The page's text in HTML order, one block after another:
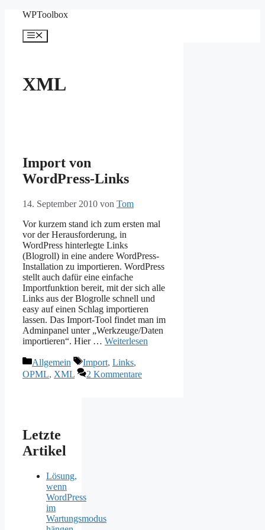
springen
WPToolbox
Menü
XML
Import von
WordPress-Links
14. September 2010 von Tom
Vor kurzem stand ich zum ersten mal
vor der Herausforderung, in
WordPress hinterlegte Links
(Blogroll) in eine andere WordPress-
Installation zu importieren. WordPress
stellt auch dafür eine einfache
Importfunktion bereit, mit der sich alle
Links aus der Blogrolle schnell und
easy auf einen Schlag importieren
lassen. Das Import-Tool findet man im
Adminpanel unter „Werkzeuge/Daten
importieren“. Hier … Weiterlesen
Kategorien
Allgemein Schlagwörter
Import, Links,
OPML, XML 2 Kommentare
Letzte
Artikel
Lösung,
wenn
WordPress
im
Wartungsmodus